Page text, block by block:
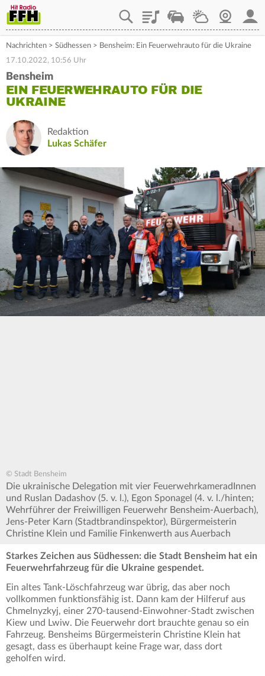
PlaylistStaupilotWetterWebcam
Nachrichten > Südhessen > Bensheim: Ein Feuerwehrauto für die Ukraine
17.10.2022, 10:56 Uhr
Bensheim
EIN FEUERWEHRAUTO FÜR DIE
UKRAINE
Redaktion
Lukas Schäfer
© Stadt Bensheim
Die ukrainische Delegation mit vier FeuerwehrkameradInnen
und Ruslan Dadashov (5. v. l.), Egon Sponagel (4. v. l./hinten;
Wehrführer der Freiwilligen Feuerwehr Bensheim-Auerbach),
Jens-Peter Karn (Stadtbrandinspektor), Bürgermeisterin
Christine Klein und Familie Finkenwerth aus Auerbach
Starkes Zeichen aus Südhessen: die Stadt Bensheim hat ein
Feuerwehrfahrzeug für die Ukraine gespendet.
Ein altes Tank-Löschfahrzeug war übrig, das aber noch
vollkommen funktionsfähig ist. Dann kam der Hilferuf aus
Chmelnyzkyj, einer 270-tausend-Einwohner-Stadt zwischen
Kiew und Lwiw. Die Feuerwehr dort brauchte genau so ein
Fahrzeug. Bensheims Bürgermeisterin Christine Klein hat
gesagt, dass es überhaupt keine Frage war, dass dort
geholfen wird.